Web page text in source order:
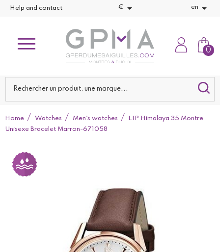
Help and contact €  en 
0
Home Watches Men's watches
LIP Himalaya 35 Montre
Unisexe Bracelet Marron-671058